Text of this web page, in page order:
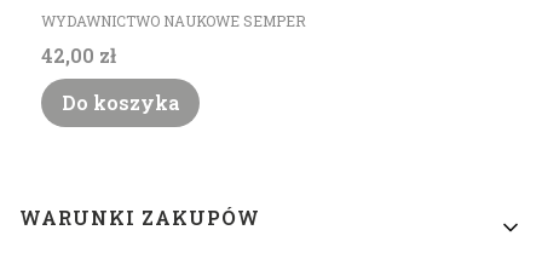
PRODUCENT
WYDAWNICTWO NAUKOWE SEMPER
Cena
42,00 zł
Do koszyka
Linki w stopce
WARUNKI ZAKUPÓW